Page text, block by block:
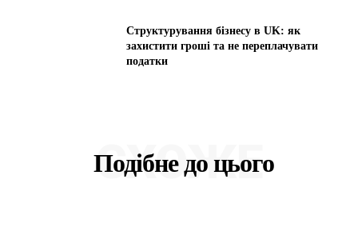
Структурування бізнесу в UK: як
захистити гроші та не переплачувати
податки
Подібне до цього
СХОЖЕ